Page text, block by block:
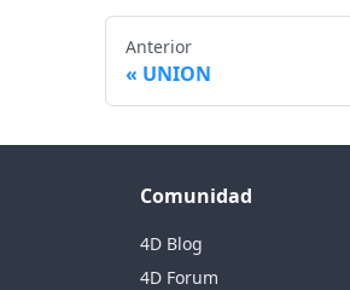
Anterior
UNION
Comunidad
4D Blog
4D Forum